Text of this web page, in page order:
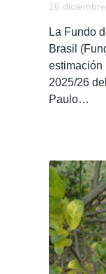
16
La Fundo
Brasil
estimación
2025/26
Paulo…